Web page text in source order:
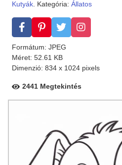
Kutyák. Kategória: Állatos
Formátum: JPEG
Méret: 52.61 KB
Dimenzió: 834 x 1024 pixels
2441 Megtekintés